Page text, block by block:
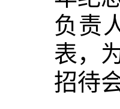
负责
表，
招待会